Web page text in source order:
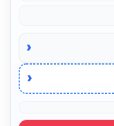
‹
‹